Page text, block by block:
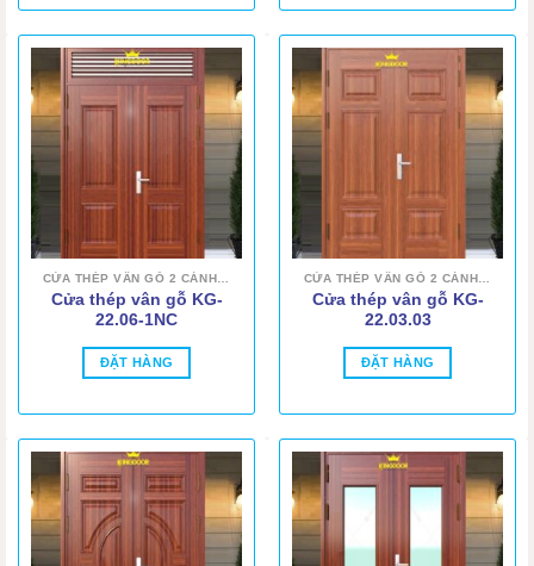
Cửa thép vân gỗ KG-
22.06-1NC
ĐẶT HÀNG
Cửa thép vân gỗ KG-
22.03.03
ĐẶT HÀNG